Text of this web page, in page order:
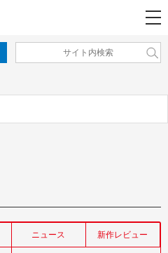
ニュース 新作レビュー